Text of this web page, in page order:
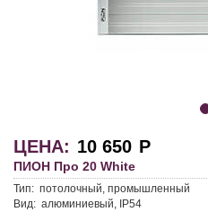
ЦЕНА: 10 650 Р
ПИОН Про 20 White
Тип: потолочный, промышленный
Вид: алюминиевый, IP54